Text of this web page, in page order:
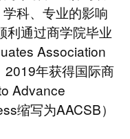
科、专业的影响
利通过商学院毕业
Association
2019年获得国际商
Advance
缩写为AACSB）